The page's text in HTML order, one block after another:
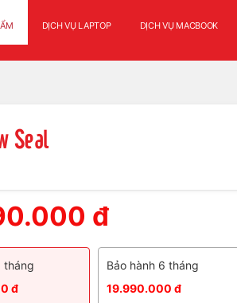
DỊCH VỤ LAPTOP DỊCH VỤ MACBOOK
Seal
đ
tháng
đ
Bảo hành 6 tháng
19.990.000 đ